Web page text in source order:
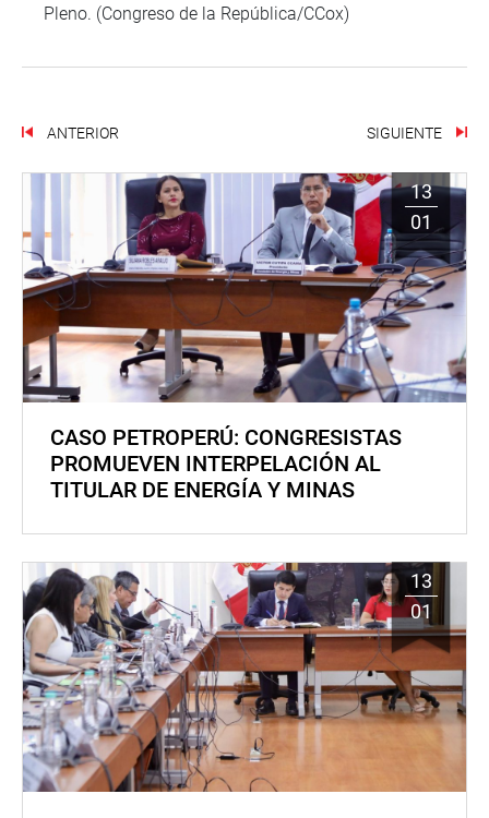
Pleno. (Congreso de la República/CCox)
ANTERIOR SIGUIENTE
13
01
CASO PETROPERÚ: CONGRESISTAS
PROMUEVEN INTERPELACIÓN AL
TITULAR DE ENERGÍA Y MINAS
13
01